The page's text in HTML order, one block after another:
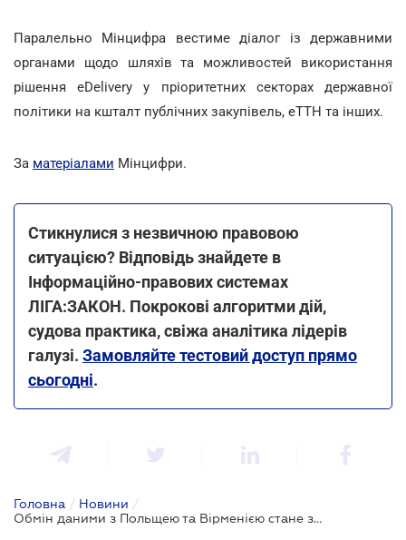
Паралельно Мінцифра вестиме діалог із державними
органами щодо шляхів та можливостей використання
рішення eDelivery у пріоритетних секторах державної
політики на кшталт публічних закупівель, еТТН та інших.
За матеріалами Мінцифри.
Стикнулися з незвичною правовою
ситуацією? Відповідь знайдете в
Інформаційно-правових системах
ЛІГА:ЗАКОН. Покрокові алгоритми дій,
судова практика, свіжа аналітика лідерів
галузі. Замовляйте тестовий доступ прямо
сьогодні.
Головна / Новини /
Обмін даними з Польщею та Вірменією стане зручнішим - Мінцифри